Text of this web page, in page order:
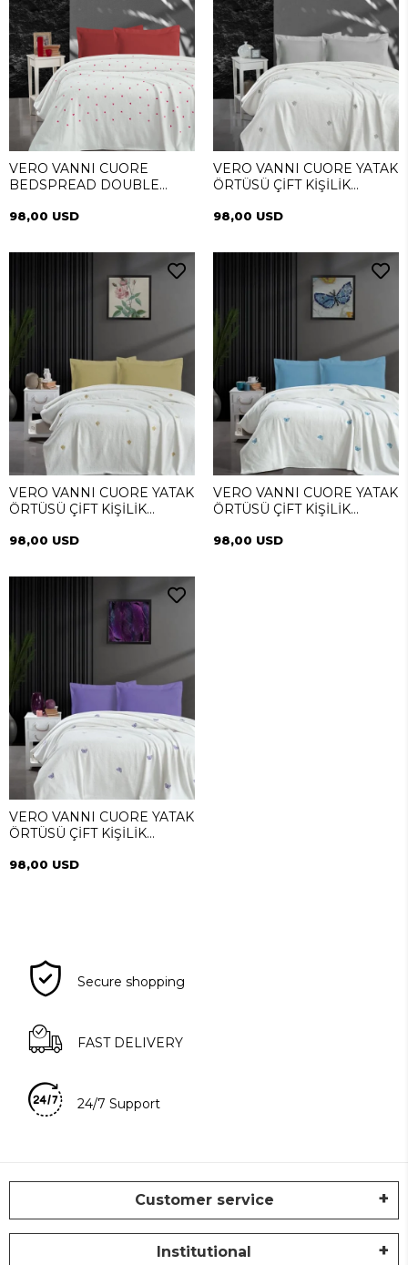
VERO VANNI CUORE
BEDSPREAD DOUBLE
98,00 USD
VERO VANNI CUORE YATAK
ÖRTÜSÜ ÇİFT KİŞİLİK
98,00 USD
VERO VANNI CUORE YATAK
ÖRTÜSÜ ÇİFT KİŞİLİK
98,00 USD
VERO VANNI CUORE YATAK
ÖRTÜSÜ ÇİFT KİŞİLİK
98,00 USD
VERO VANNI CUORE YATAK
ÖRTÜSÜ ÇİFT KİŞİLİK
98,00 USD
Secure shopping
FAST DELIVERY
24/7 Support
Customer service
Institutional